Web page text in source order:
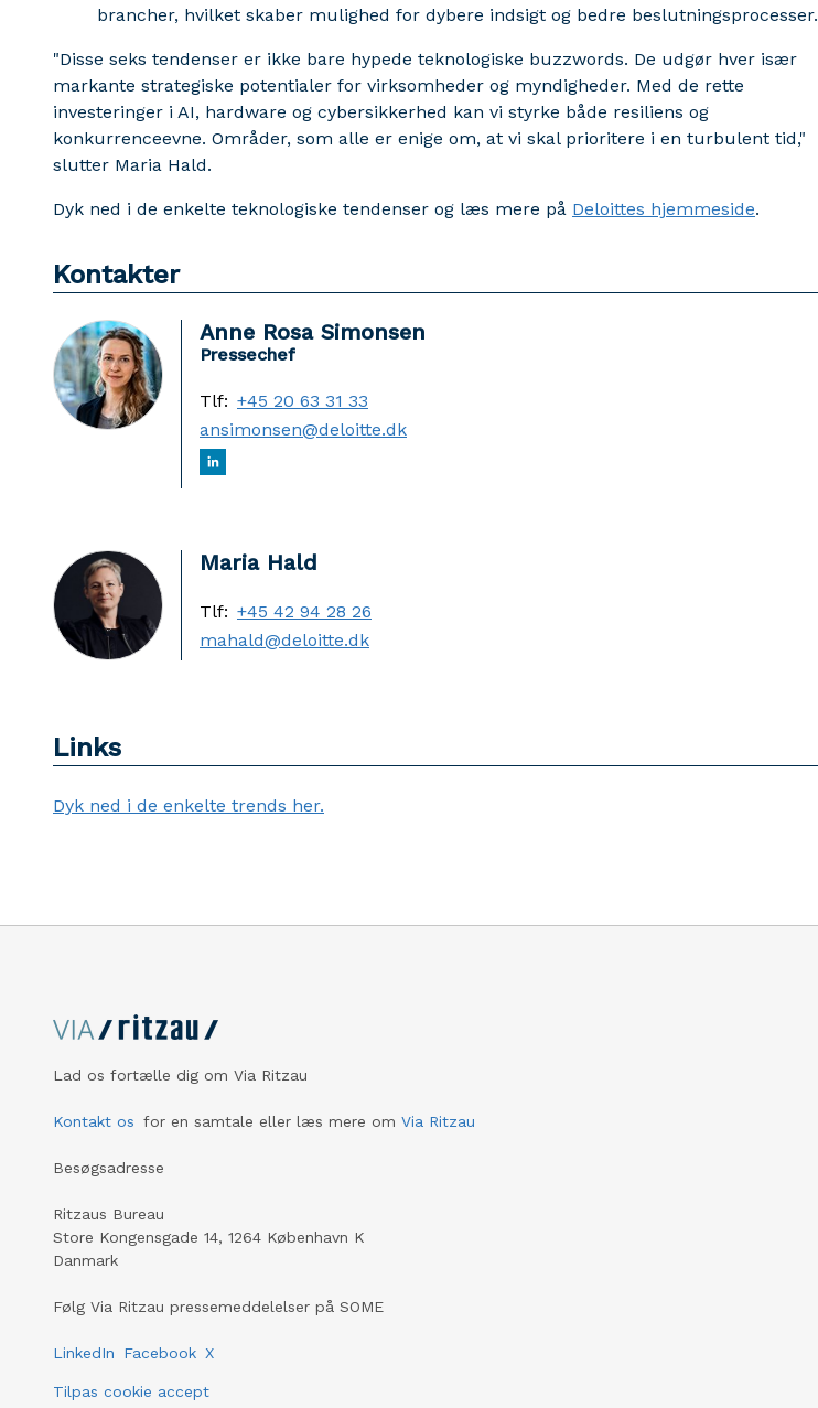
brancher, hvilket skaber mulighed for dybere indsigt og bedre beslutningsprocesser.
"Disse seks tendenser er ikke bare hypede teknologiske buzzwords. De udgør hver især
markante strategiske potentialer for virksomheder og myndigheder. Med de rette
investeringer i AI, hardware og cybersikkerhed kan vi styrke både resiliens og
konkurrenceevne. Områder, som alle er enige om, at vi skal prioritere i en turbulent tid,"
slutter Maria Hald.
Dyk ned i de enkelte teknologiske tendenser og læs mere på Deloittes hjemmeside.
Kontakter
Anne Rosa Simonsen
Pressechef
Tlf: +45 20 63 31 33
ansimonsen@deloitte.dk
Maria Hald
Tlf: +45 42 94 28 26
mahald@deloitte.dk
Links
Dyk ned i de enkelte trends her.
Lad os fortælle dig om Via Ritzau
Kontakt os for en samtale eller læs mere om Via Ritzau
Besøgsadresse
Ritzaus Bureau
Store Kongensgade 14, 1264 København K
Danmark
Følg Via Ritzau pressemeddelelser på SOME
LinkedIn Facebook X
Tilpas cookie accept